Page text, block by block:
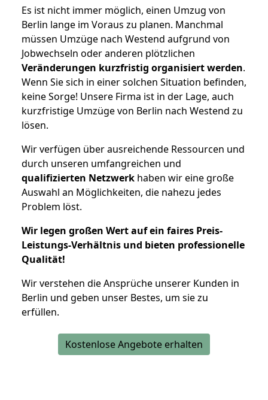
Es ist nicht immer möglich, einen Umzug von
Berlin lange im Voraus zu planen. Manchmal
müssen Umzüge nach Westend aufgrund von
Jobwechseln oder anderen plötzlichen
Veränderungen kurzfristig organisiert werden.
Wenn Sie sich in einer solchen Situation befinden,
keine Sorge! Unsere Firma ist in der Lage, auch
kurzfristige Umzüge von Berlin nach Westend zu
lösen.
Wir verfügen über ausreichende Ressourcen und
durch unseren umfangreichen und
qualifizierten Netzwerk haben wir eine große
Auswahl an Möglichkeiten, die nahezu jedes
Problem löst.
Wir legen großen Wert auf ein faires Preis-
Leistungs-Verhältnis und bieten professionelle
Qualität!
Wir verstehen die Ansprüche unserer Kunden in
Berlin und geben unser Bestes, um sie zu
erfüllen.
Kostenlose Angebote erhalten